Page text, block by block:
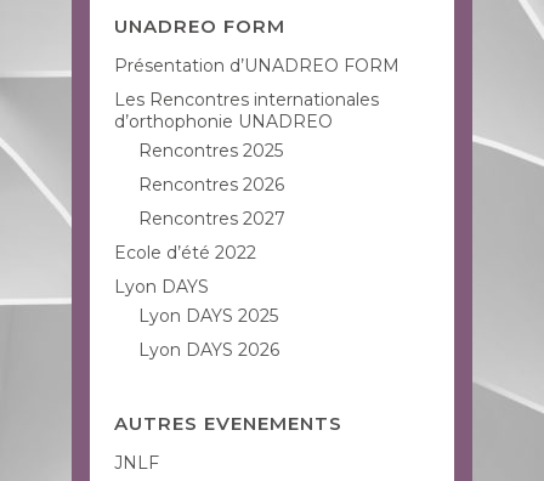
UNADREO FORM
Présentation d’UNADREO FORM
Les Rencontres internationales
d’orthophonie UNADREO
Rencontres 2025
Rencontres 2026
Rencontres 2027
Ecole d’été 2022
Lyon DAYS
Lyon DAYS 2025
Lyon DAYS 2026
AUTRES EVENEMENTS
JNLF